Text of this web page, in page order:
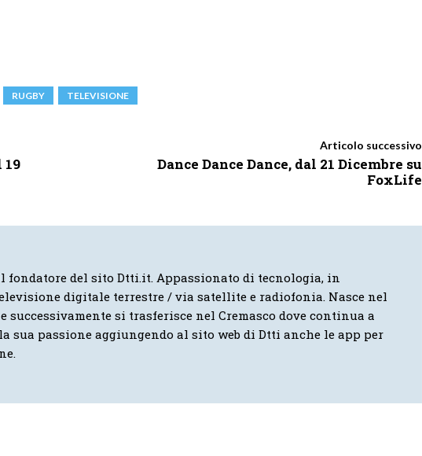
RUGBY TELEVISIONE
19
Articolo successivo
Dance Dance Dance, dal 21 Dicembre su
FoxLife
fondatore del sito Dtti.it. Appassionato di tecnologia, in
digitale terrestre / via satellite e radiofonia. Nasce nel
e successivamente si trasferisce nel Cremasco dove continua a
sua passione aggiungendo al sito web di Dtti anche le app per